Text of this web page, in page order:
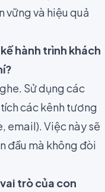
vững và hiệu quả
hành trình khách
Sử dụng các
các kênh tương
email). Việc này sẽ
đầu mà không đòi
trò của con